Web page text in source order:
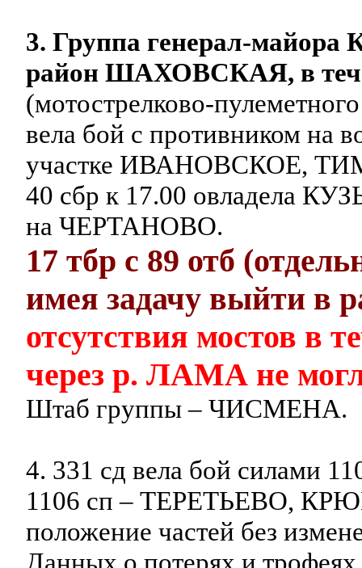
3. Группа генерал-
район ШАХОВСКАЯ, в
(мотострелково-
вела бой с противником на
участке ИВАНОВСКОЕ,
40 сбр к 17.00 овладела
на ЧЕРТАНОВО.
17 тбр с 89 отб
имея задачу выйти
отсутствия мостов в
через р. ЛАМА не
Штаб группы – ЧИСМЕНА.
4. 331 сд вела бой силами
1106 сп – ТЕРЕТЬЕВО,
положение частей без